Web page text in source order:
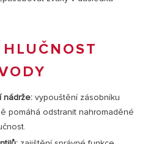
nádrže: vypouštění zásobníku
pomáhá odstranit nahromaděné